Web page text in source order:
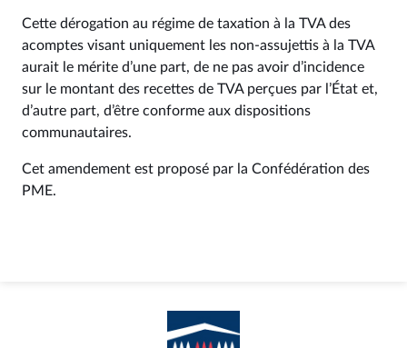
Cette dérogation au régime de taxation à la TVA des
acomptes visant uniquement les non-assujettis à la TVA
aurait le mérite d’une part, de ne pas avoir d’incidence
sur le montant des recettes de TVA perçues par l’État et,
d’autre part, d’être conforme aux dispositions
communautaires.
Cet amendement est proposé par la Confédération des
PME.